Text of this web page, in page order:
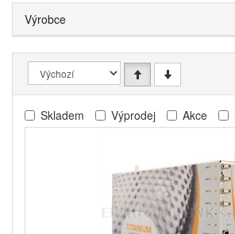
Výrobce
Skladem Výprodej Akce